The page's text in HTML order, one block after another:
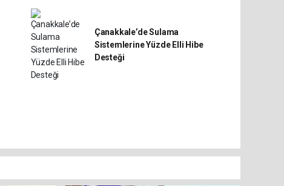
Çanakkale’de Sulama
Sistemlerine Yüzde Elli Hibe
Desteği